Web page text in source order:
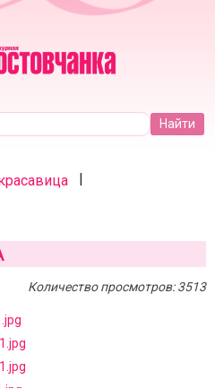
|
Количество просмотров: 3513